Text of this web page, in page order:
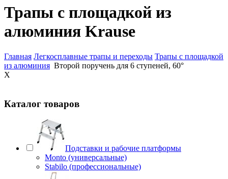
Трапы с площадкой из
алюминия Krause
Главная Легкосплавные трапы и переходы Трапы с площадкой
из алюминия Второй поручень для 6 ступеней, 60°
X
Каталог товаров
Подставки и рабочие платформы
Monto (универсальные)
Stabilo (профессиональные)